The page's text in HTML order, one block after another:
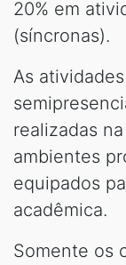
20% em
(síncronas).
As
realizadas
ambientes
equipados
acadêmica.
Somente os